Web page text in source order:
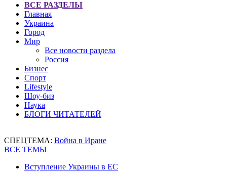
ВСЕ РАЗДЕЛЫ
Главная
Украина
Город
Мир
Все новости раздела
Россия
Бизнес
Спорт
Lifestyle
Шоу-биз
Наука
БЛОГИ ЧИТАТЕЛЕЙ
СПЕЦТЕМА: Война в Иране
ВСЕ ТЕМЫ
Вступление Украины в ЕС